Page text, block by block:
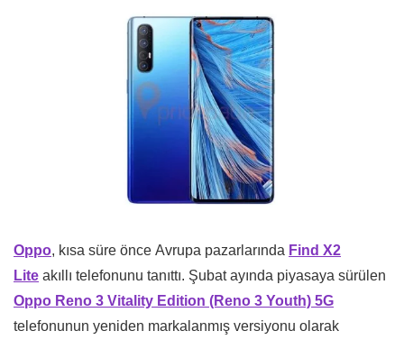
Oppo, kısa süre önce Avrupa pazarlarında Find X2
Lite akıllı telefonunu tanıttı. Şubat ayında piyasaya sürülen
Oppo Reno 3 Vitality Edition (Reno 3 Youth) 5G
telefonunun yeniden markalanmış versiyonu olarak